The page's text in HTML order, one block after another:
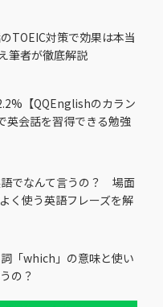
TOEIC対策で効果は本当
筆者が徹底解説
【QQEnglishのカラン
英会話を習得できる勉強
語でなんて言うの？ 場面
く使う英語フレーズを解
詞「which」の意味と使い
の？